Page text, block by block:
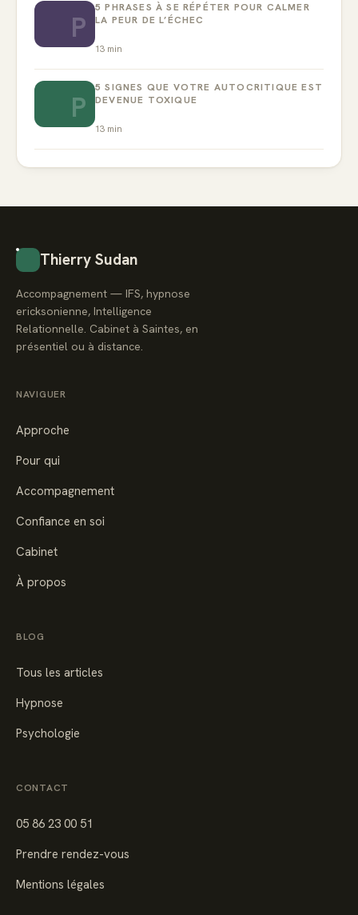
P
5 PHRASES À SE RÉPÉTER POUR CALMER
LA PEUR DE L’ÉCHEC
13 min
P
5 SIGNES QUE VOTRE AUTOCRITIQUE EST
DEVENUE TOXIQUE
13 min
Thierry Sudan
Accompagnement — IFS, hypnose
ericksonienne, Intelligence
Relationnelle. Cabinet à Saintes, en
présentiel ou à distance.
NAVIGUER
Approche
Pour qui
Accompagnement
Confiance en soi
Cabinet
À propos
BLOG
Tous les articles
Hypnose
Psychologie
CONTACT
05 86 23 00 51
Prendre rendez-vous
Mentions légales